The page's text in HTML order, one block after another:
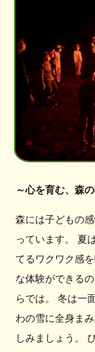
～心を育む、森
森には子どもの
っています。 夏
てるワクワク感
な体験ができる
らでは。 冬は一
わの雪に全身ま
しみましょう。